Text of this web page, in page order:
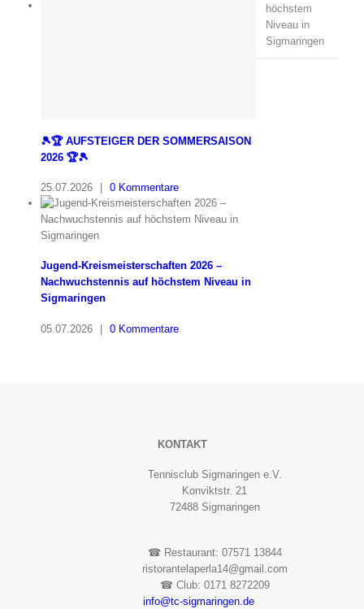
🎾🏆 AUFSTEIGER DER SOMMERSAISON
2026 🏆🎾
25.07.2026 0 Kommentare
Jugend-Kreismeisterschaften 2026 –
Nachwuchstennis auf höchstem Niveau in
Sigmaringen
05.07.2026 | 0 Kommentare
höchstem
Niveau in
Sigmaringen
KONTAKT
Tennisclub Sigmaringen e.V.
Konviktstr. 21
72488 Sigmaringen
☎︎ Restaurant: 07571 13844
ristorantelaperla14@gmail.com
☎︎ Club: 0171 8272209
info@tc-sigmaringen.de